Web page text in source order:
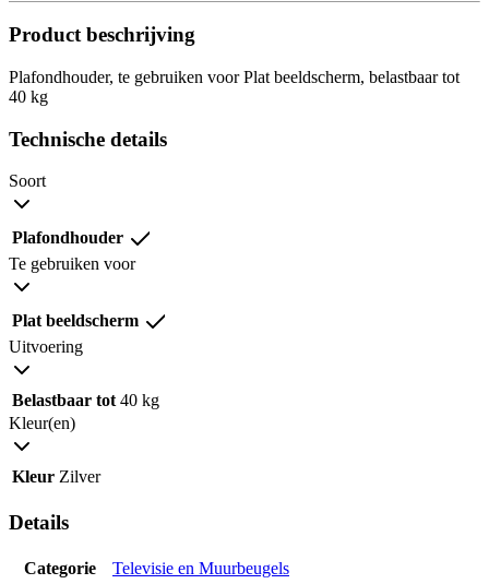
Product beschrijving
Plafondhouder, te gebruiken voor Plat beeldscherm, belastbaar tot
40 kg
Technische details
Soort
Plafondhouder
Te gebruiken voor
Plat beeldscherm
Uitvoering
Belastbaar tot 40 kg
Kleur(en)
Kleur Zilver
Details
Categorie
Televisie en Muurbeugels